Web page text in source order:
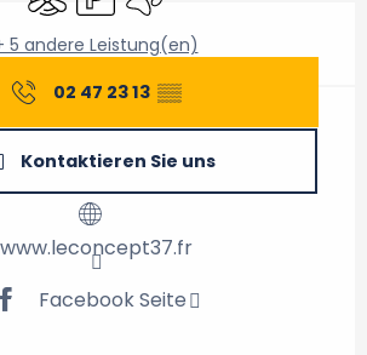
5 andere Leistung(en)
02 47 23 13 ▒▒
Kontaktieren Sie uns
www.leconcept37.fr
Facebook Seite